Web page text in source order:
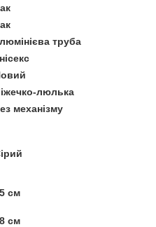
труба
люлька
механізму
см
см